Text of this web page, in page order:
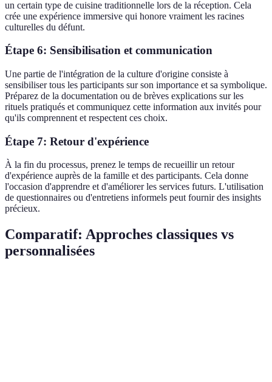
un certain type de cuisine traditionnelle lors de la réception. Cela
crée une expérience immersive qui honore vraiment les racines
culturelles du défunt.
Étape 6: Sensibilisation et communication
Une partie de l'intégration de la culture d'origine consiste à
sensibiliser tous les participants sur son importance et sa symbolique.
Préparez de la documentation ou de brèves explications sur les
rituels pratiqués et communiquez cette information aux invités pour
qu'ils comprennent et respectent ces choix.
Étape 7: Retour d'expérience
À la fin du processus, prenez le temps de recueillir un retour
d'expérience auprès de la famille et des participants. Cela donne
l'occasion d'apprendre et d'améliorer les services futurs. L'utilisation
de questionnaires ou d'entretiens informels peut fournir des insights
précieux.
Comparatif: Approches classiques vs
personnalisées